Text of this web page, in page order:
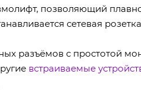
позволяющий
сетевая
разъёмов с простотой
встраиваемые